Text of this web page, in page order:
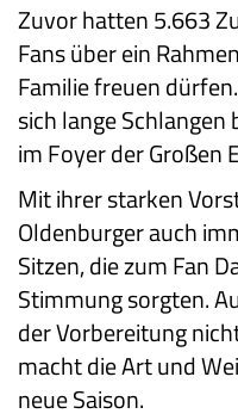
Zuvor hatten 5.663
Fans über ein
Familie freuen
sich lange
im Foyer der Großen
Mit ihrer starken
Oldenburger auch
Sitzen, die zum Fan
Stimmung sorgten.
der Vorbereitung
macht die Art und
neue Saison.